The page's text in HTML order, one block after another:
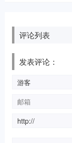
评论列表
发表评论：